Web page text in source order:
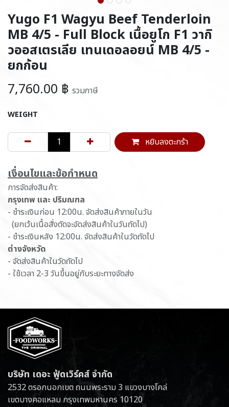
Yugo F1 Wagyu Beef Tenderloin
MB 4/5 - Full Block เนื้อยูโก F1 วากิ
วออสเตรเลีย เทนเดอลอยน์ MB 4/5 -
ยกก้อน
7,760.00 ฿ รวมภาษี
WEIGHT
หยิบลงตะกร้า
เ​งื่อนไขและข้อกำหนด
การจัดส่งสินค้า:
กรุงเทพ และ ปริมณฑล
- ชำระเงินก่อน 12:00น. จัดส่งสินค้าภายในวัน
(ยกเว้นเนื้อสั่งตัดจะจัดส่งสินค้าในวันถัดไป)
- ชำระเงินหลัง 12:00น. จัดส่งสินค้าในวัดถัดไป
ต่างจังหวัด
- จัดส่งสินค้าในวัดถัดไป
- ใช้เวลา 2-3 วันขึ้นอยู่กับระยะทางจัดส่ง
บริษัท เดอะ ฟู้ดเวิร์คส์ จำกัด
2532 ตรอกนอกเขต ถนนพระราม 3 แขวงบางโคล่
เขตบางคอแหลม กรุงเทพมหานคร 10120